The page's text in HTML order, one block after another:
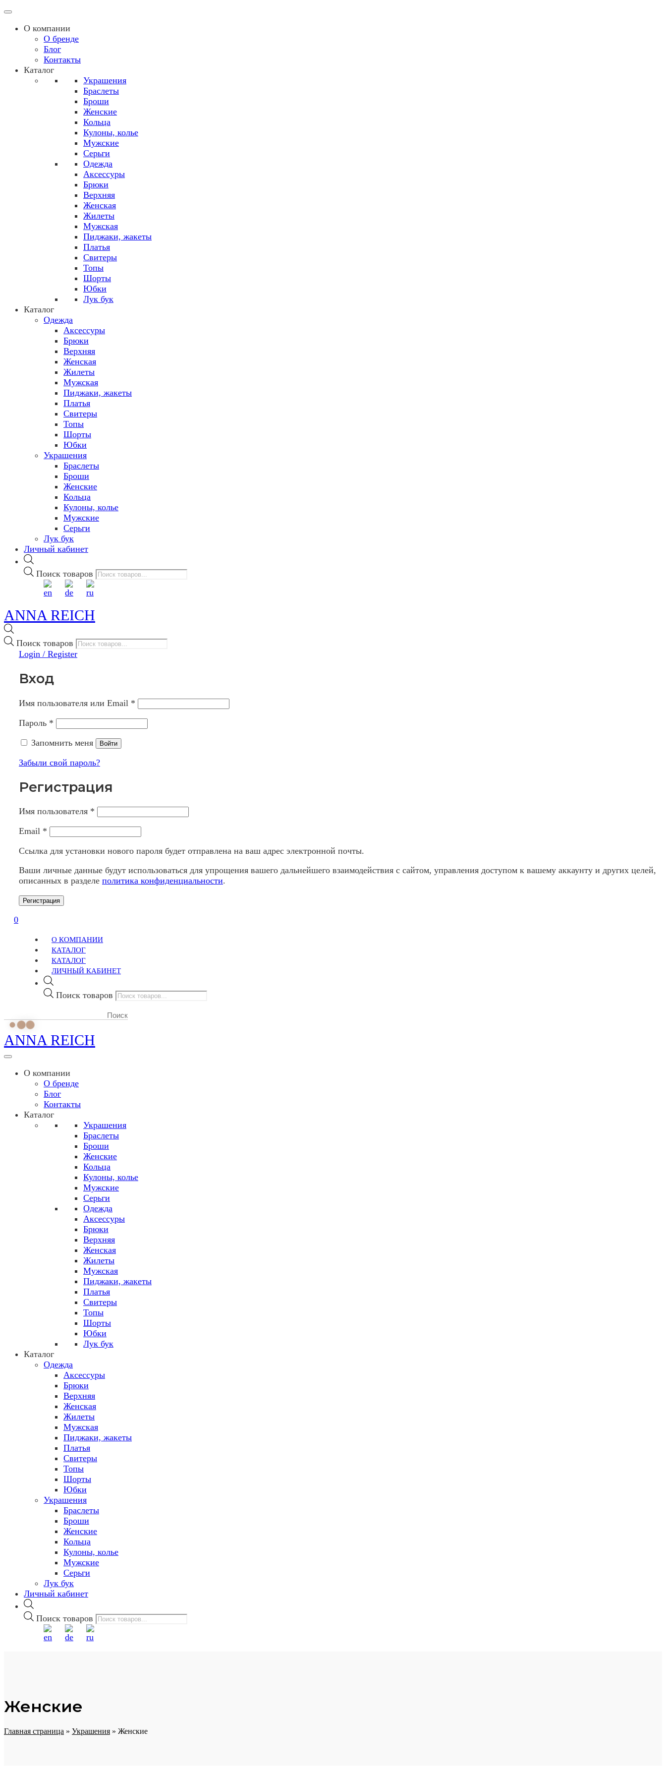
О компании
О бренде
Блог
Контакты
Каталог
Украшения
Браслеты
Броши
Женские
Кольца
Кулоны, колье
Мужские
Серьги
Одежда
Аксессуры
Брюки
Верхняя
Женская
Жилеты
Мужская
Пиджаки, жакеты
Платья
Свитеры
Топы
Шорты
Юбки
Лук бук
Каталог
Одежда
Аксессуры
Брюки
Верхняя
Женская
Жилеты
Мужская
Пиджаки, жакеты
Платья
Свитеры
Топы
Шорты
Юбки
Украшения
Браслеты
Броши
Женские
Кольца
Кулоны, колье
Мужские
Серьги
Лук бук
Личный кабинет
Поиск товаров
ANNA REICH
Поиск товаров
Login / Register
Вход
Имя пользователя или Email *
Пароль *
Запомнить меня
Войти
Забыли свой пароль?
Регистрация
Имя пользователя *
Email *
Ссылка для установки нового пароля будет отправлена ​​на ваш адрес электронной почты.
Ваши личные данные будут использоваться для упрощения вашего дальнейшего взаимодействия с сайтом, управления доступом к вашему аккаунту и других целей,
описанных в разделе политика конфиденциальности.
Регистрация
0
О КОМПАНИИ
КАТАЛОГ
КАТАЛОГ
ЛИЧНЫЙ КАБИНЕТ
Поиск товаров
ANNA REICH
О компании
О бренде
Блог
Контакты
Каталог
Украшения
Браслеты
Броши
Женские
Кольца
Кулоны, колье
Мужские
Серьги
Одежда
Аксессуры
Брюки
Верхняя
Женская
Жилеты
Мужская
Пиджаки, жакеты
Платья
Свитеры
Топы
Шорты
Юбки
Лук бук
Каталог
Одежда
Аксессуры
Брюки
Верхняя
Женская
Жилеты
Мужская
Пиджаки, жакеты
Платья
Свитеры
Топы
Шорты
Юбки
Украшения
Браслеты
Броши
Женские
Кольца
Кулоны, колье
Мужские
Серьги
Лук бук
Личный кабинет
Поиск товаров
Женские
Главная страница » Украшения » Женские